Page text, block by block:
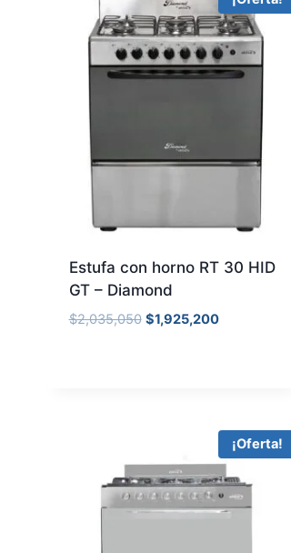
Estufa con horno RT 30 HID
GT – Diamond
$2,035,050 $1,925,200
¡Oferta!